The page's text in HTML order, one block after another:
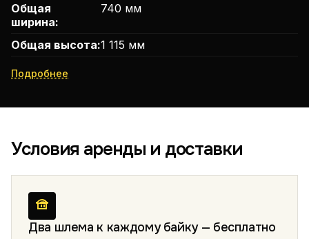
Общая
ширина:
740 мм
Общая высота:1 115 мм
Подробнее
Условия аренды и доставки
Два шлема к каждому байку — бесплатно